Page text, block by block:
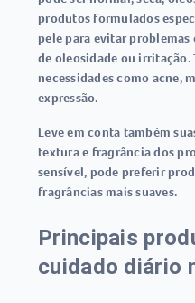
produtos formulados
pele para evitar problemas
de oleosidade ou irritação.
necessidades como acne,
expressão.
Leve em conta também
textura e fragrância dos
sensível, pode preferir
fragrâncias mais suaves.
Principais
cuidado diário